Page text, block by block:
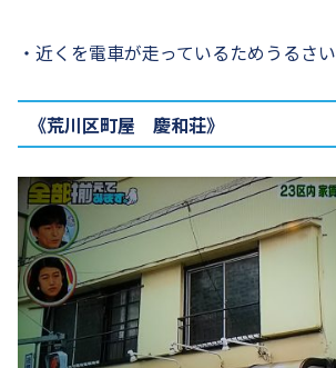
・近くを電車が走っているためうるさい
《荒川区町屋 慶和荘》